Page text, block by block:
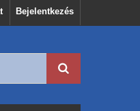
Bejelentkezés